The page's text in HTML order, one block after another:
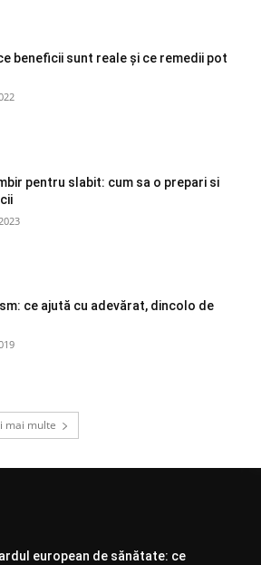
beneficii sunt reale și ce remedii pot
pentru slabit: cum sa o prepari si
ce ajută cu adevărat, dincolo de
mai multe
european de sănătate: ce